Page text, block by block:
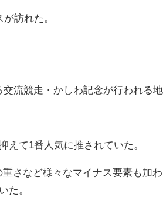
訪れた。
流競走・かしわ記念が行われる地
えて1番人気に推されていた。
さなど様々なマイナス要素も加
た。